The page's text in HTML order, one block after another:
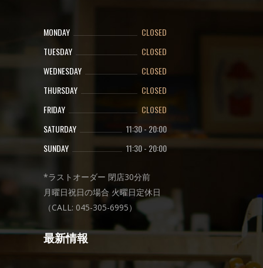
MONDAY
CLOSED
TUESDAY
CLOSED
WEDNESDAY
CLOSED
THURSDAY
CLOSED
FRIDAY
CLOSED
SATURDAY
11:30- 20:00
SUNDAY
11:30-20:00
*ラストオーダー 閉店30分前
月曜日祝日の場合 火曜日定休日
（CALL: 045-305-6995）
最新情報